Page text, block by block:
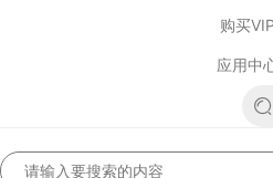
购买VIP
应用中